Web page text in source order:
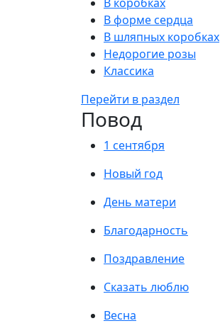
В форме сердца
В шляпных коробках
Недорогие розы
Классика
Перейти в раздел
Повод
1 сентября
Новый год
День матери
Благодарность
Поздравление
Сказать люблю
Весна